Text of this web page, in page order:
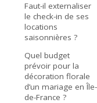
Faut-il externaliser
le check-in de ses
locations
saisonnières ?
Quel budget
prévoir pour la
décoration florale
d’un mariage en Île-
de-France ?